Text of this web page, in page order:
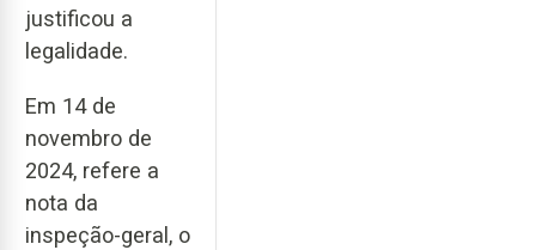
justificou a
legalidade.
Em 14 de
novembro de
2024, refere a
nota da
inspeção-geral, o